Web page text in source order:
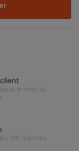
client
10€ d'achats